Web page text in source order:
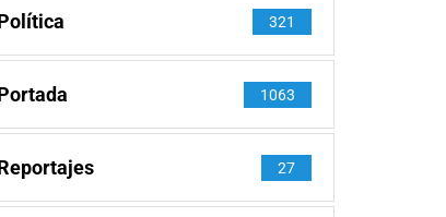
321
1063
27